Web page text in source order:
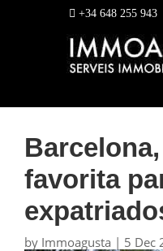
+34 648 255 943
favorita
by Immoagusta | 5 Dec